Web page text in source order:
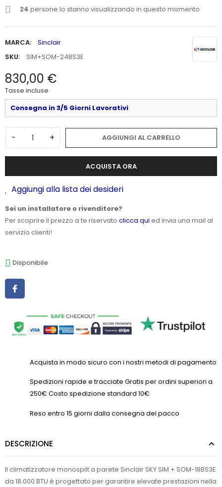
24 persone lo stanno visualizzando in questo momento
MARCA:
Sinclair
SKU:
SIM+SOM-24BS3E
830,00 €
Tasse incluse
Consegna in 3/5 Giorni Lavorativi
- + AGGIUNGI AL CARRELLO
ACQUISTA ORA
Aggiungi alla lista dei desideri
Sei un installatore o rivenditore?
Per scoprire il prezzo a te riservato clicca qui ed invia una mail al
servizio clienti!
Disponibile
Acquista in modo sicuro con i nostri metodi di pagamento
Spedizioni rapide e tracciate Gratis per ordini superiori a
250€ Costo spedizione standard 10€
Reso entro 15 giorni dalla consegna del pacco
DESCRIZIONE
Il climatizzatore monosplit a parete Sinclair SKY SIM + SOM-18BS3E
da 18.000 BTU è progettato per garantire elevate prestazioni nella